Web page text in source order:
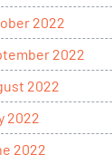
2022
2022
2022
2022
2022